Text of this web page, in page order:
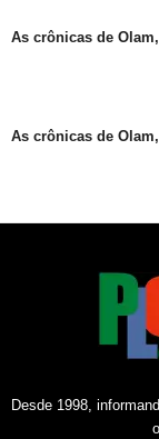
As crônicas de
As crônicas de
Desde 1998,